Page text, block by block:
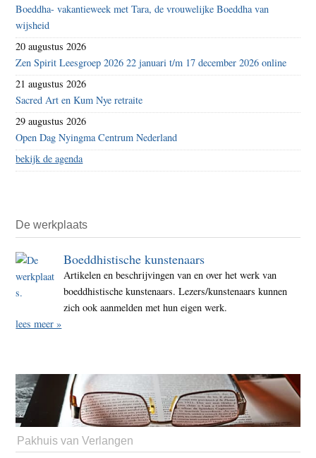
Boeddha- vakantieweek met Tara, de vrouwelijke Boeddha van
wijsheid
20 augustus 2026
Zen Spirit Leesgroep 2026 22 januari t/m 17 december 2026 online
21 augustus 2026
Sacred Art en Kum Nye retraite
29 augustus 2026
Open Dag Nyingma Centrum Nederland
bekijk de agenda
De werkplaats
Boeddhistische kunstenaars
Artikelen en beschrijvingen van en over het werk van
boeddhistische kunstenaars. Lezers/kunstenaars kunnen
zich ook aanmelden met hun eigen werk.
lees meer »
Pakhuis van Verlangen